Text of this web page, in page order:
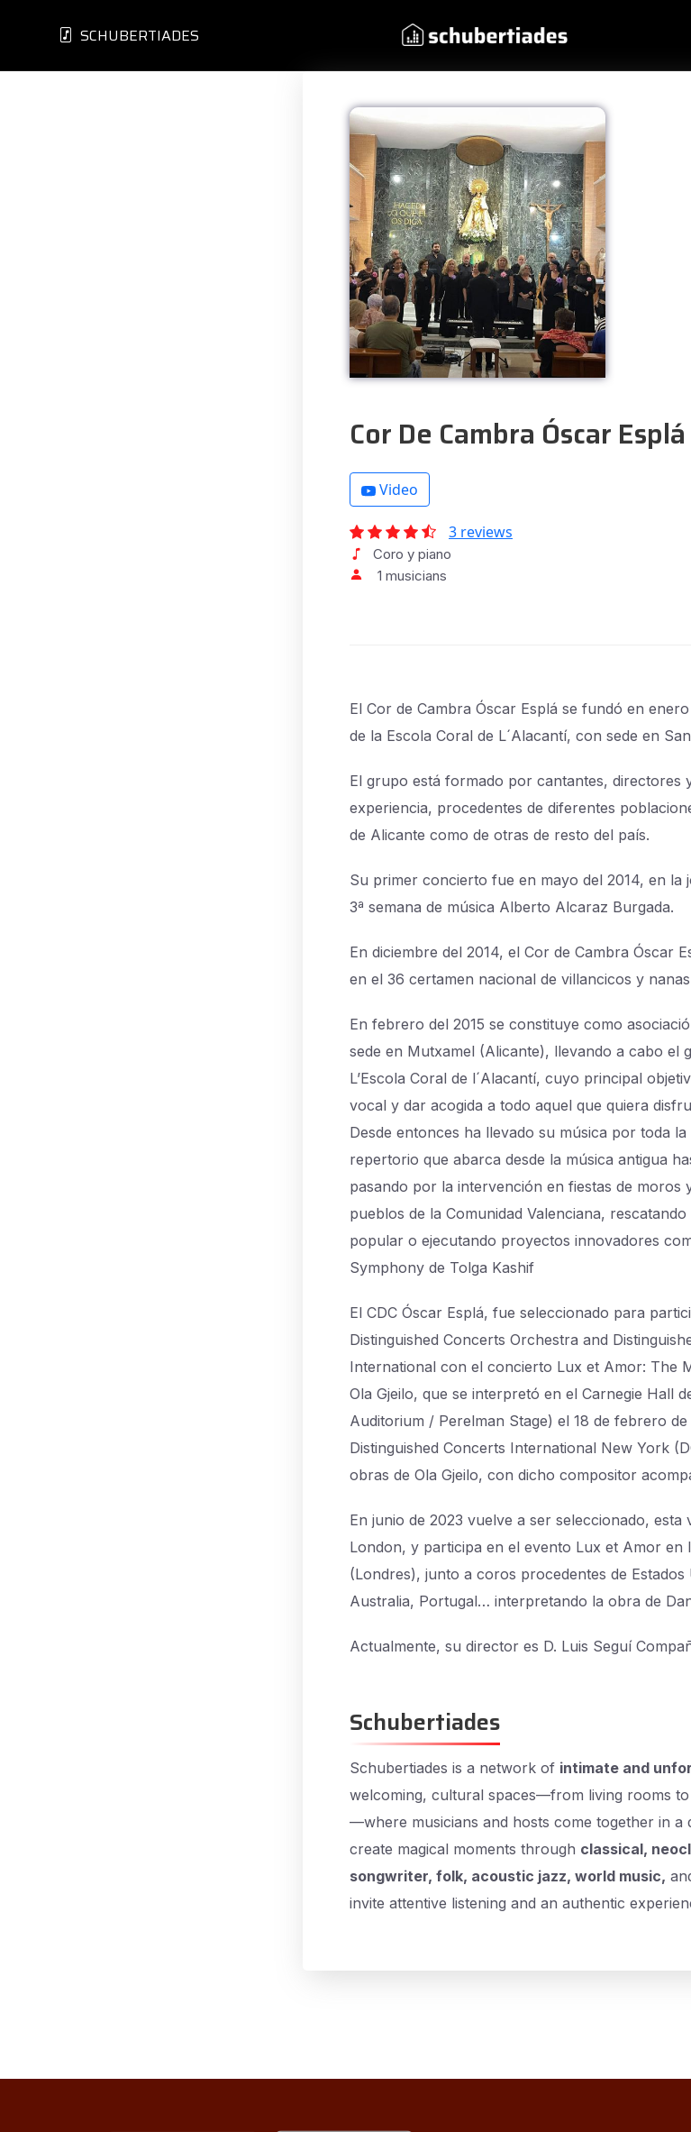
SCHUBERTIADES
Cor De Cambra Óscar Esplá
Video
3 reviews
Coro y piano
1 musicians
El Cor de Cambra Óscar Esplá se fundó en
de la Escola Coral de L´Alacantí, con sede en
El grupo está formado por cantantes, directores
experiencia, procedentes de diferentes
de Alicante como de otras de resto del país.
Su primer concierto fue en mayo del 2014, en la
3ª semana de música Alberto Alcaraz Burgada.
En diciembre del 2014, el Cor de Cambra Óscar
en el 36 certamen nacional de villancicos y
En febrero del 2015 se constituye como
sede en Mutxamel (Alicante), llevando a cabo el
L’Escola Coral de l´Alacantí, cuyo principal
vocal y dar acogida a todo aquel que quiera
Desde entonces ha llevado su música por toda
repertorio que abarca desde la música antigua
pasando por la intervención en fiestas de moros
pueblos de la Comunidad Valenciana,
popular o ejecutando proyectos innovadores
Symphony de Tolga Kashif
El CDC Óscar Esplá, fue seleccionado para
Distinguished Concerts Orchestra and
International con el concierto Lux et Amor: The
Ola Gjeilo, que se interpretó en el Carnegie Hall
Auditorium / Perelman Stage) el 18 de febrero
Distinguished Concerts International New York
obras de Ola Gjeilo, con dicho compositor
En junio de 2023 vuelve a ser seleccionado, esta
London, y participa en el evento Lux et Amor en
(Londres), junto a coros procedentes de Estados
Australia, Portugal… interpretando la obra de
Actualmente, su director es D. Luis Seguí
Schubertiades
Schubertiades is a network of intimate and
welcoming, cultural spaces—from living rooms
—where musicians and hosts come together in a
create magical moments through classical,
songwriter, folk, acoustic jazz, world music,
invite attentive listening and an authentic